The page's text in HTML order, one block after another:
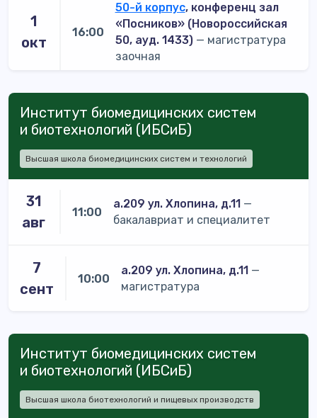
1
окт
16:00
50-й корпус, конференц зал
«Посников» (Новороссийская
50, ауд. 1433)— магистратура
заочная
Институт биомедицинских систем
и биотехнологий (ИБСиБ)
Высшая школа биомедицинских систем и технологий
31
авг
11:00
а.209 ул. Хлопина, д.11—
бакалавриат и специалитет
7
сент
10:00
а.209 ул. Хлопина, д.11 —
магистратура
Институт биомедицинских систем
и биотехнологий (ИБСиБ)
Высшая школа биотехнологий и пищевых производств